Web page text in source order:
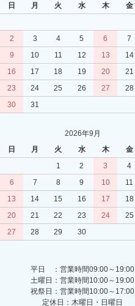
日
月 火 水 木 金
2
3 4 5 6 7
9
10 11 12 13 14
16
17 18 19 20 21
23
24 25 26 27 28
30
31
2026年9月
日
月 火 水 木 金
1
2 3 4
6
7 8 9 10 11
13
14 15 16 17 18
20
21 22 23 24 25
27
28 29 30
平日 ：営業時間09:00～19:00
土曜日：営業時間10:00～19:00
祝祭日：営業時間10:00～17:00
定休日：木曜日・日曜日